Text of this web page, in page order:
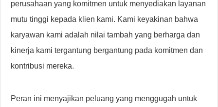
perusahaan yang komitmen untuk menyediakan layanan
mutu tinggi kepada klien kami. Kami keyakinan bahwa
karyawan kami adalah nilai tambah yang berharga dan
kinerja kami tergantung bergantung pada komitmen dan
kontribusi mereka.
Peran ini menyajikan peluang yang menggugah untuk